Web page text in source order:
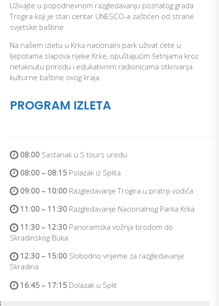
Uživajte u popodnevnom razgledavanju poznatog grada
Trogira koji je stari centar UNESCO-a zaštićen od strane
svjetske baštine
Na našem izletu u Krka nacionalni park uživat ćete u
ljepotama slapova rijeke Krke, opuštajućim šetnjama kroz
netaknutu prirodu i edukativnim radionicama otkrivanja
kulturne baštine ovog kraja.
PROGRAM IZLETA
08:00 Sastanak u S tours uredu
08:00 – 08:15 Polazak iz Splita
09:00 – 10:00 Razgledavanje Trogira u pratnji vodiča
11:00 – 11:30 Razgledavanje Nacionalnog Parka Krka
11:30 – 12:30 Panoramska vožnja brodom do
Skradinskog Buka
12:30 – 15:00 Slobodno vrijeme za razgledavanje
Skradina
16:45 – 17:15 Dolazak u Split